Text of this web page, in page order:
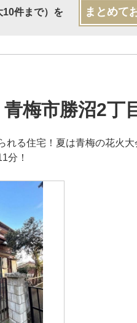
件まで）を まとめて
梅市勝沼2丁
れる住宅！夏は青梅の花火
分！